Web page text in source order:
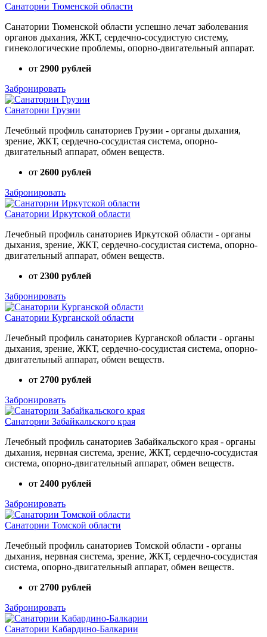
Санатории Тюменской области
Санатории Тюменской области успешно лечат заболевания
органов дыхания, ЖКТ, сердечно-сосудистую систему,
гинекологические проблемы, опорно-двигательный аппарат.
от 2900 рублей
Забронировать
Санатории Грузии
Лечебный профиль санаториев Грузии - органы дыхания,
зрение, ЖКТ, сердечно-сосудистая система, опорно-
двигательный аппарат, обмен веществ.
от 2600 рублей
Забронировать
Санатории Иркутской области
Лечебный профиль санаториев Иркутской области - органы
дыхания, зрение, ЖКТ, сердечно-сосудистая система, опорно-
двигательный аппарат, обмен веществ.
от 2300 рублей
Забронировать
Санатории Курганской области
Лечебный профиль санаториев Курганской области - органы
дыхания, зрение, ЖКТ, сердечно-сосудистая система, опорно-
двигательный аппарат, обмен веществ.
от 2700 рублей
Забронировать
Санатории Забайкальского края
Лечебный профиль санаториев Забайкальского края - органы
дыхания, нервная система, зрение, ЖКТ, сердечно-сосудистая
система, опорно-двигательный аппарат, обмен веществ.
от 2400 рублей
Забронировать
Санатории Томской области
Лечебный профиль санаториев Томской области - органы
дыхания, нервная система, зрение, ЖКТ, сердечно-сосудистая
система, опорно-двигательный аппарат, обмен веществ.
от 2700 рублей
Забронировать
Санатории Кабардино-Балкарии